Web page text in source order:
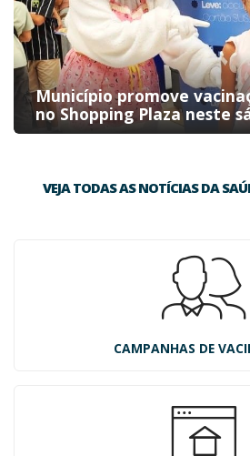
Município promove
no Shopping Plaza neste
VEJA TODAS AS NOTÍCIAS DA
CAMPANHAS DE